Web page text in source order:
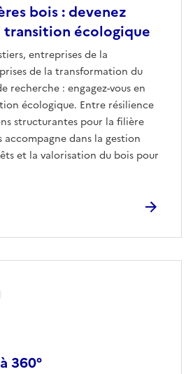
bois : devenez
transition écologique
entreprises de la
de la transformation du
recherche : engagez-vous en
écologique. Entre résilience
structurantes pour la filière
accompagne dans la gestion
et la valorisation du bois pour
360°